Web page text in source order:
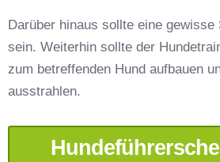
Telefonnummer*
Darüber hinaus sollte eine gewisse
sein. Weiterhin sollte der
zum betreffenden Hund aufbauen
ausstrahlen.